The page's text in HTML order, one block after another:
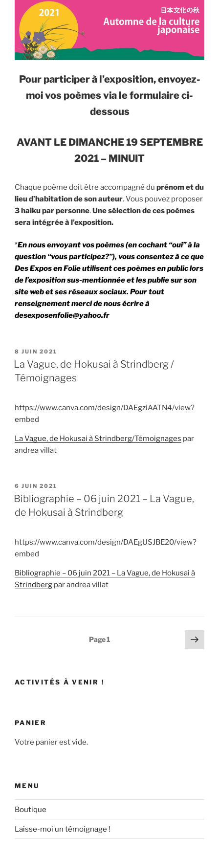
Pour participer à l’exposition, envoyez-
moi vos poèmes via le formulaire ci-
dessous
AVANT LE DIMANCHE 19 SEPTEMBRE
2021 – MINUIT
Chaque poème doit être accompagné du prénom et du
lieu d’habitation de son auteur. Vous pouvez proposer
3 haiku par personne.Une sélection de ces poèmes
sera intégrée à l’exposition.
*En nous envoyant vos poèmes (en cochant “oui” à la
question “vous participez?”), vous consentez à ce que
Des Expos en Folie utilisent ces poèmes en public lors
de l’exposition sus-mentionnée et les publie sur son
site web et ses réseaux sociaux.Pour tout
renseignement merci de nous écrire à
desexposenfolie@yahoo.fr
PUBLIÉ
LE
8 JUIN 2021
La Vague, de Hokusai à Strindberg /
Témoignages
https://www.canva.com/design/DAEgziAATN4/view?
embed
La Vague, de Hokusai à Strindberg/Témoignages par
andrea villat
PUBLIÉ
LE
6 JUIN 2021
Bibliographie – 06 juin 2021 – La Vague,
de Hokusai à Strindberg
https://www.canva.com/design/DAEgUSJBE20/view?
embed
Bibliographie – 06 juin 2021 – La Vague, de Hokusai à
Strindberg par andrea villat
Page1
Page
ACTIVITÉS À VENIR !
PANIER
Votre panier est vide.
MENU
Boutique
Laisse-moi un témoignage !